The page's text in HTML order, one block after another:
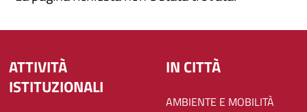
ATTIVITÀ
ISTITUZIONALI
IN CITTÀ
AMBIENTE E MOBILITÀ